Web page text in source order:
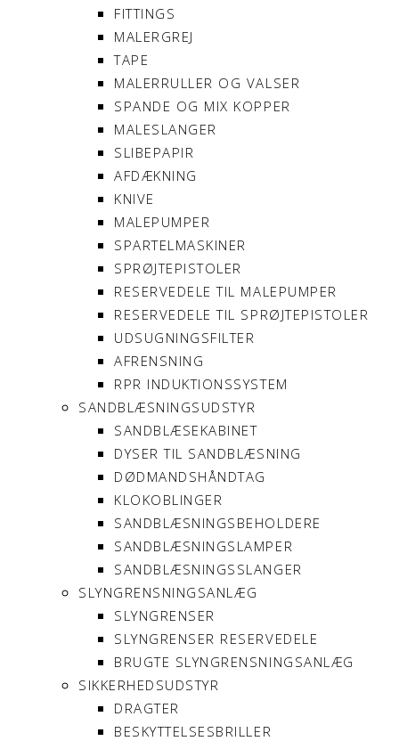
FITTINGS
MALERGREJ
TAPE
MALERRULLER OG VALSER
SPANDE OG MIX KOPPER
MALESLANGER
SLIBEPAPIR
AFDÆKNING
KNIVE
MALEPUMPER
SPARTELMASKINER
SPRØJTEPISTOLER
RESERVEDELE TIL MALEPUMPER
RESERVEDELE TIL SPRØJTEPISTOLER
UDSUGNINGSFILTER
AFRENSNING
RPR INDUKTIONSSYSTEM
SANDBLÆSNINGSUDSTYR
SANDBLÆSEKABINET
DYSER TIL SANDBLÆSNING
DØDMANDSHÅNDTAG
KLOKOBLINGER
SANDBLÆSNINGSBEHOLDERE
SANDBLÆSNINGSLAMPER
SANDBLÆSNINGSSLANGER
SLYNGRENSNINGSANLÆG
SLYNGRENSER
SLYNGRENSER RESERVEDELE
BRUGTE SLYNGRENSNINGSANLÆG
SIKKERHEDSUDSTYR
DRAGTER
BESKYTTELSESBRILLER